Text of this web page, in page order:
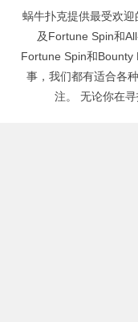
蜗牛扑克提供最受欢
及Fortune Spin和
Fortune Spin和Bounty
事，我们都有适合各
注。 无论你在寻